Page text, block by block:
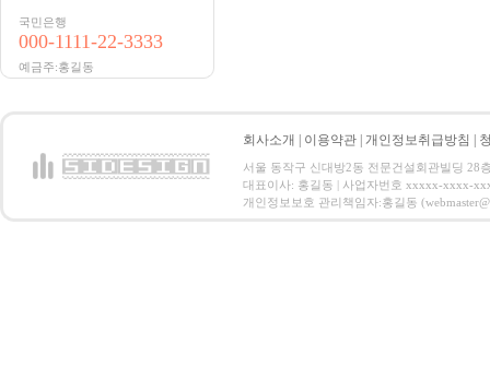
국민은행
000-1111-22-3333
예금주:홍길동
회사소개 이용약관 개인정보취급방침
서울 동작구 신대방2동 전문건설회관빌딩 28
대표이사: 홍길동 | 사업자번호 xxxxx-xxxx-
개인정보보호 관리책임자:홍길동